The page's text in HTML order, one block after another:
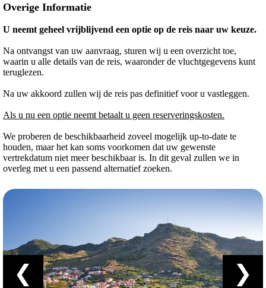
Overige Informatie
U neemt geheel vrijblijvend een optie op de reis naar uw keuze.
Na ontvangst van uw aanvraag, sturen wij u een overzicht toe,
waarin u alle details van de reis, waaronder de vluchtgegevens kunt
teruglezen.
Na uw akkoord zullen wij de reis pas definitief voor u vastleggen.
Als u nu een optie neemt betaalt u geen reserveringskosten.
We proberen de beschikbaarheid zoveel mogelijk up-to-date te
houden, maar het kan soms voorkomen dat uw gewenste
vertrekdatum niet meer beschikbaar is. In dit geval zullen we in
overleg met u een passend alternatief zoeken.
❮ ❯